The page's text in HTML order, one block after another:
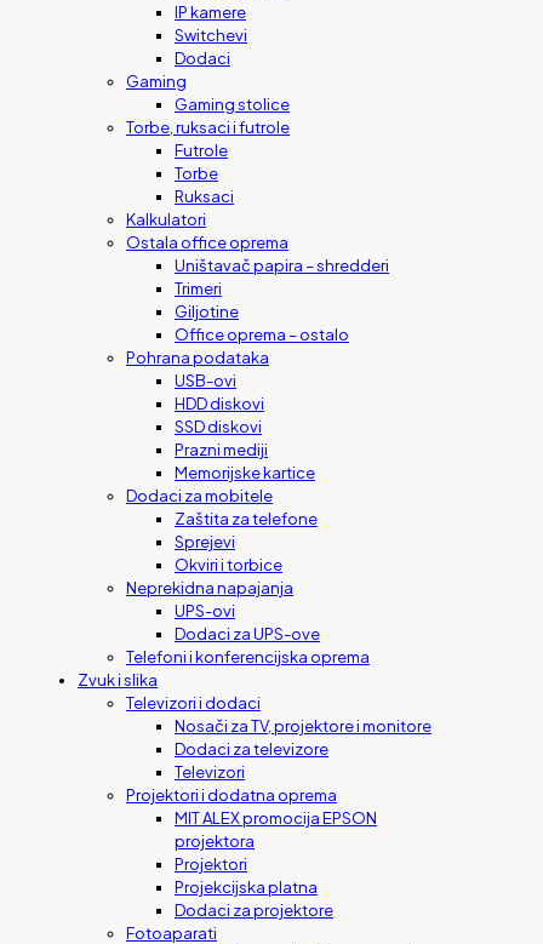
IP kamere
Switchevi
Dodaci
Gaming
Gaming stolice
Torbe, ruksaci i futrole
Futrole
Torbe
Ruksaci
Kalkulatori
Ostala office oprema
Uništavač papira – shredderi
Trimeri
Giljotine
Office oprema – ostalo
Pohrana podataka
USB-ovi
HDD diskovi
SSD diskovi
Prazni mediji
Memorijske kartice
Dodaci za mobitele
Zaštita za telefone
Sprejevi
Okviri i torbice
Neprekidna napajanja
UPS-ovi
Dodaci za UPS-ove
Telefoni i konferencijska oprema
Zvuk i slika
Televizori i dodaci
Nosači za TV, projektore i monitore
Dodaci za televizore
Televizori
Projektori i dodatna oprema
MIT ALEX promocija EPSON
projektora
Projektori
Projekcijska platna
Dodaci za projektore
Fotoaparati